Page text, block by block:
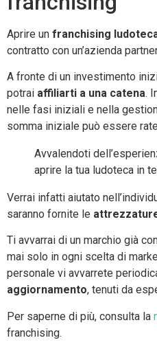
Aprire un franchising
contratto con un’azienda
A fronte di un investimento
potrai affiliarti a una catena.
nelle fasi iniziali e nella
somma iniziale può essere
Avvalendoti
aprire la tua ludoteca in
Verrai infatti aiutato
saranno fornite le
Ti avvarrai di un marchio già
mai solo in ogni scelta di
personale vi avvarrete
aggiornamento, tenuti da
Per saperne di più, consulta la
franchising.